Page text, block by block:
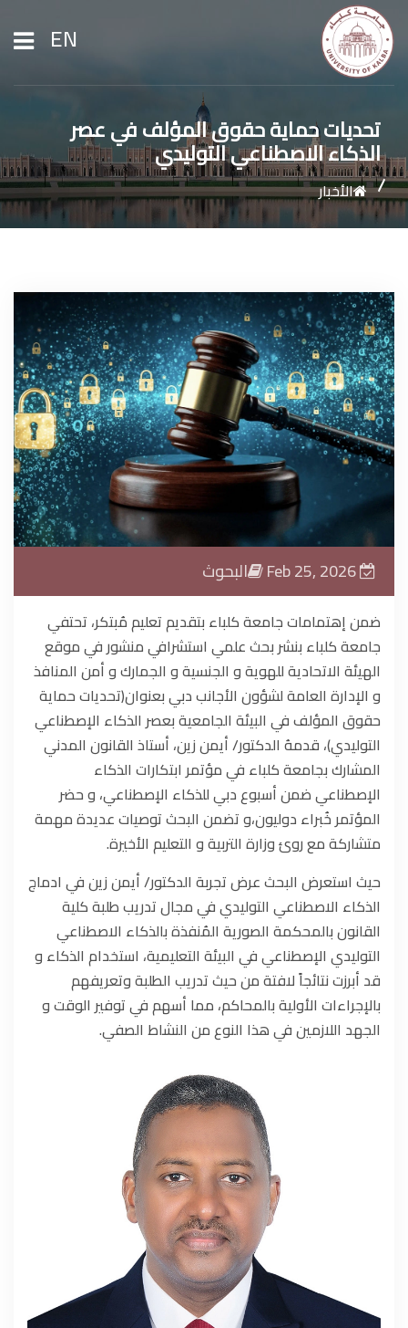
EN
الرئيسية
عن الجامعة
الشؤون الأكاديمية
الأبحاث
الحياة الجامعية
الوسائط
تحديات حماية حقوق المؤلف في عصر
الذكاء الاصطناعي التوليدي
الأخبار
Feb 25, 2026 البحوث
ضمن إهتمامات جامعة كلباء بتقديم تعليم مُبتكر، تحتفي
جامعة كلباء بنشر بحث علمي استشرافي منشور في موقع
الهيئة الاتحادية للهوية و الجنسية و الجمارك و أمن المنافذ
و الإدارة العامة لشؤون الأجانب دبي بعنوان(تحديات حماية
حقوق المؤلف في البيئة الجامعية بعصر الذكاء الإصطناعي
التوليدي)، قدمهُ الدكتور/ أيمن زين، أستاذ القانون المدني
المشارك بجامعة كلباء في مؤتمر ابتكارات الذكاء
الإصطناعي ضمن أسبوع دبي للذكاء الإصطناعي، و حضر
المؤتمر خُبراء دوليون،و تضمن البحث توصيات عديدة مهمة
متشاركة مع روئ وزارة التربية و التعليم الأخيرة.
حيث استعرض البحث عرض تجربة الدكتور/ أيمن زين في ادماج
الذكاء الاصطناعي التوليدي في مجال تدريب طلبة كلية
القانون بالمحكمة الصورية المُنفذة بالذكاء الاصطناعي
التوليدي الإصطناعي في البيئة التعليمية، استخدام الذكاء و
قد أبرزت نتائجاً لافتة من حيث تدريب الطلبة وتعريفهم
بالإجراءات الأولية بالمحاكم، مما أسهم في توفير الوقت و
الجهد اللازمين في هذا النوع من النشاط الصفي.